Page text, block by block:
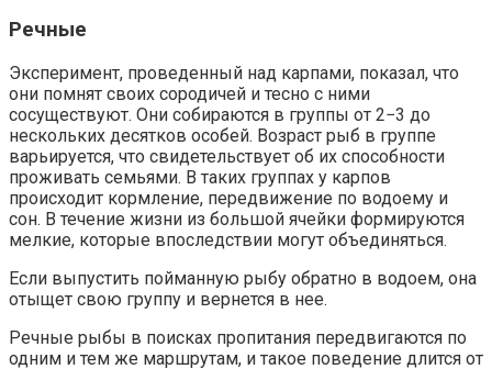
Речные
Эксперимент, проведенный над карпами, показал, что
они помнят своих сородичей и тесно с ними
сосуществуют. Они собираются в группы от 2−3 до
нескольких десятков особей. Возраст рыб в группе
варьируется, что свидетельствует об их способности
проживать семьями. В таких группах у карпов
происходит кормление, передвижение по водоему и
сон. В течение жизни из большой ячейки формируются
мелкие, которые впоследствии могут объединяться.
Если выпустить пойманную рыбу обратно в водоем, она
отыщет свою группу и вернется в нее.
Речные рыбы в поисках пропитания передвигаются по
одним и тем же маршрутам, и такое поведение длится от